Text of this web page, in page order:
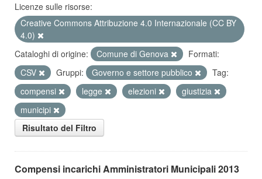
Licenze sulle risorse:
Creative Commons Attribuzione 4.0 Internazionale (CC BY
4.0)
Cataloghi di origine:
Comune di Genova
Formati:
CSV
Gruppi: Governo e settore pubblico
Tag:
compensi
legge elezioni
giustizia
municipi
Risultato del Filtro
Compensi incarichi Amministratori Municipali 2013